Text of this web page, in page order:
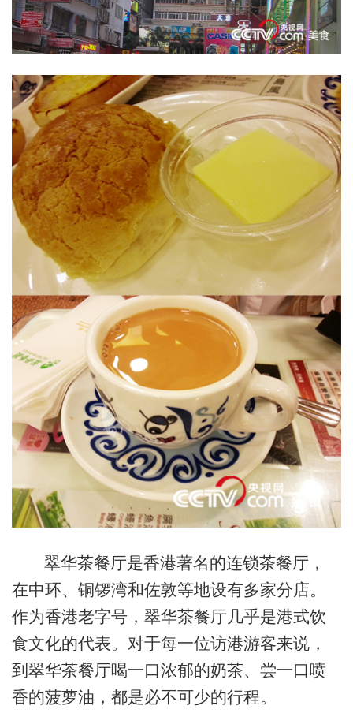
翠华茶餐厅是香港著名的连锁茶餐厅，
在中环、铜锣湾和佐敦等地设有多家分店。
作为香港老字号，翠华茶餐厅几乎是港式饮
食文化的代表。对于每一位访港游客来说，
到翠华茶餐厅喝一口浓郁的奶茶、尝一口喷
香的菠萝油，都是必不可少的行程。